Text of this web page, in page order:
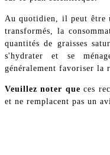
Au quotidien, il peut être
transformés, la
quantités de graisses
s'hydrater et se
généralement favoriser la
Veuillez noter que ces
et ne remplacent pas un